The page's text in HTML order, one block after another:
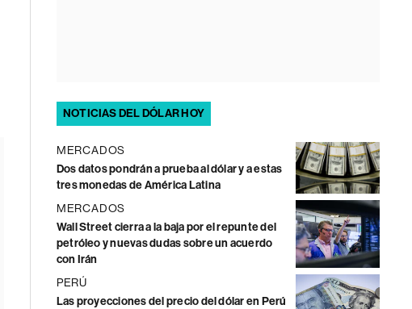
NOTICIAS DEL DÓLAR HOY
MERCADOS
Dos datos pondrán a prueba al dólar y a estas
tres monedas de América Latina
MERCADOS
Wall Street cierra a la baja por el repunte del
petróleo y nuevas dudas sobre un acuerdo
con Irán
PERÚ
Las proyecciones del precio del dólar en Perú